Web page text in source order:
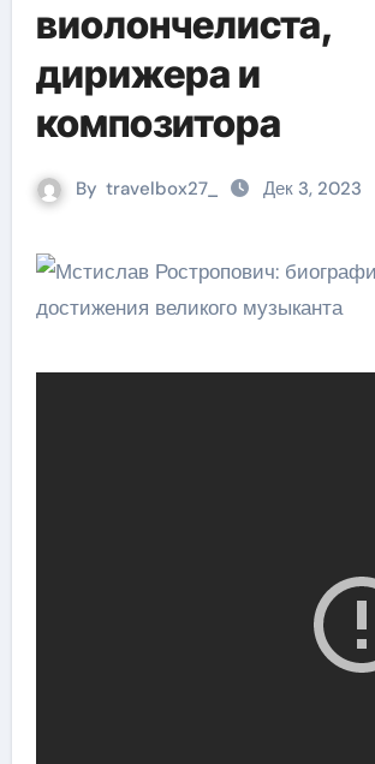
виолончелиста,
дирижера и
композитора
By travelbox27_ Дек 3, 2023